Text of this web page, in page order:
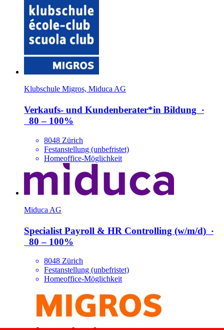
Klubschule Migros, Miduca AG
Verkaufs- und Kundenberater*​in Bildung ‧
80 – 100%
8048 Zürich
Festanstellung (unbefristet)
Homeoffice-Möglichkeit
Miduca AG
Specialist Payroll & HR Controlling (w/​m/​d) ‧
80 – 100%
8048 Zürich
Festanstellung (unbefristet)
Homeoffice-Möglichkeit